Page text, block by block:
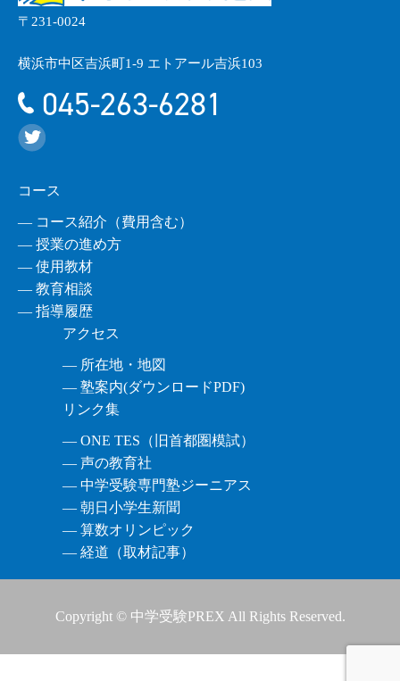
〒231-0024
横浜市中区吉浜町1-9 エトアール吉浜103
045-263-6281
コース
― コース紹介（費用含む）
― 授業の進め方
― 使用教材
― 教育相談
― 指導履歴
アクセス
― 所在地・地図
― 塾案内(ダウンロードPDF)
リンク集
― ONE TES（旧首都圏模試）
― 声の教育社
― 中学受験専門塾ジーニアス
― 朝日小学生新聞
― 算数オリンピック
― 経道（取材記事）
Copyright © 中学受験PREX All Rights Reserved.